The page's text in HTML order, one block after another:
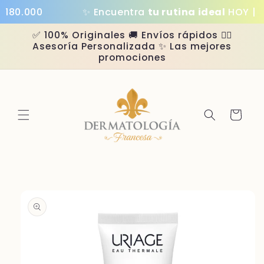
✨ Encuentratu rutina idealHOY |
directamente
al contenido
✅ 100% Originales 🚚 Envíos rápidos 👩‍⚕️
Asesoría Personalizada ✨ Las mejores
promociones
Carrito
información
del producto